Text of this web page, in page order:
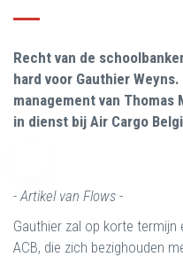
Recht van de
hard voor Gauthier
management van Thomas
in dienst bij Air Cargo
- Artikel van Flows -
Gauthier zal op korte termijn
ACB, die zich bezighouden